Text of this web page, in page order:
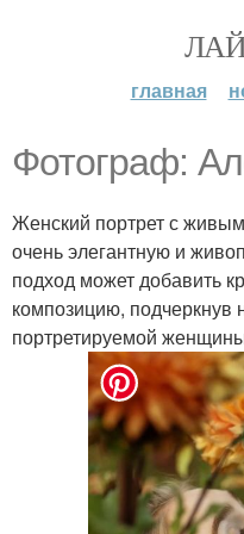
главная
Фотограф:
Женский портрет с
очень элегантную и
подход может добавить
композицию, подчеркнув
портретируемой